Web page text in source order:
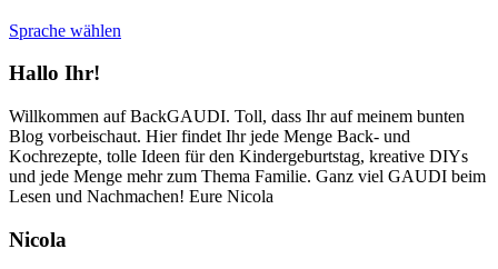
Sprache wählen
Hallo Ihr!
Willkommen auf BackGAUDI. Toll, dass Ihr auf meinem bunten
Blog vorbeischaut. Hier findet Ihr jede Menge Back- und
Kochrezepte, tolle Ideen für den Kindergeburtstag, kreative DIYs
und jede Menge mehr zum Thema Familie. Ganz viel GAUDI beim
Lesen und Nachmachen! Eure Nicola
Nicola